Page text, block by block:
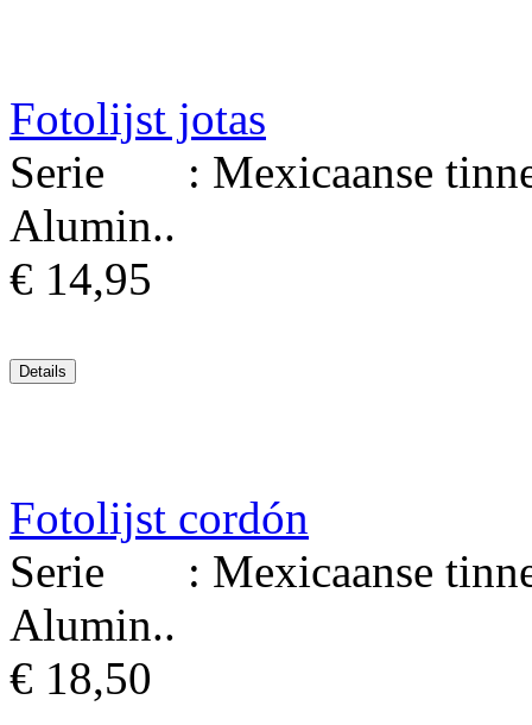
Fotolijst jotas
Serie : Mexicaanse
Alumin..
€ 14,95
Fotolijst cordón
Serie : Mexicaanse
Alumin..
€ 18,50